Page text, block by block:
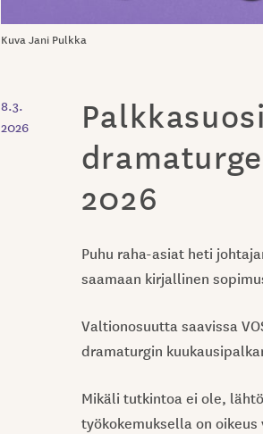
Kuva Jani Pulkka
8.3.
2026
2026
Puhu raha-asiat heti
saamaan kirjallinen
Valtionosuutta saavissa
dramaturgin
Mikäli tutkintoa ei ole,
työkokemuksella on